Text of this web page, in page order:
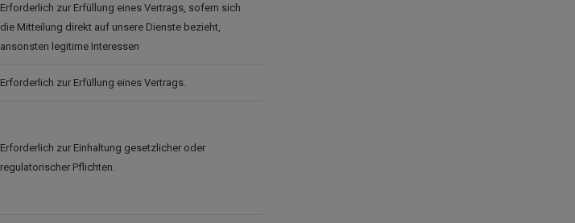
Erforderlich zur Erfüllung eines Vertrags, sofern sich
die Mitteilung direkt auf unsere Dienste bezieht,
ansonsten legitime Interessen
Erforderlich zur Erfüllung eines Vertrags.
Erforderlich zur Einhaltung gesetzlicher oder
regulatorischer Pflichten.